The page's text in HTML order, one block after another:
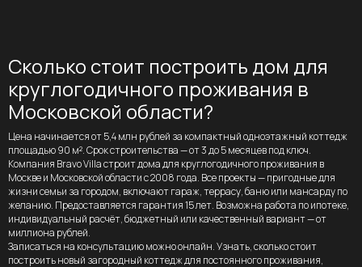
Сколько стоит построить дом для
круглогодичного проживания в
Московской области?
Цена начинается от 5,4 млн рублей за компактный одноэтажный коттедж
площадью 90 м². Срок строительства — от 3 до 5 месяцев под ключ.
Компания Bravo Villa строит дома для круглогодичного проживания в
Москве и Московской области с 2008 года. Все проекты — пригодные для
жизни семьи за городом, включают гараж, террасу, баню или мансарду по
желанию. Предоставляется гарантия 15 лет. Возможна работа по ипотеке,
индивидуальный расчёт, бюджетный или качественный вариант — от
миллиона рублей.
Записаться на консультацию можно онлайн. Узнать, сколько стоит
построить новый загородный коттедж для постоянного проживания,